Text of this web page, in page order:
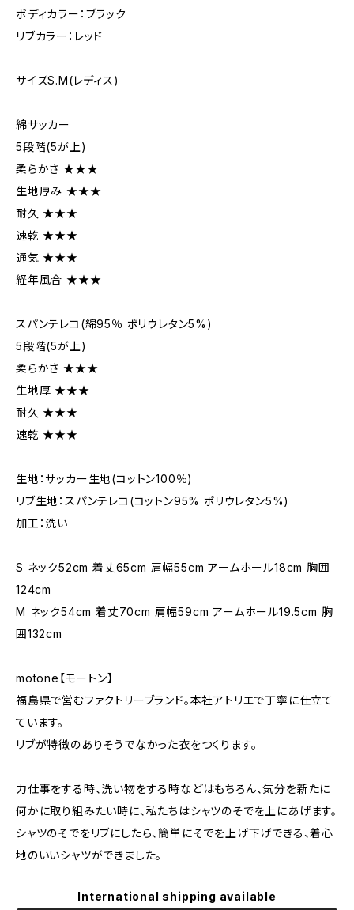
ボディカラー：ブラック
リブカラー：レッド
サイズS.M(レディス)
綿サッカー
5段階(5が上)
柔らかさ ★★★
生地厚み ★★★
耐久 ★★★
速乾 ★★★
通気 ★★★
経年風合 ★★★
スパンテレコ(綿95％ ポリウレタン5%)
5段階(5が上)
柔らかさ ★★★
生地厚 ★★★
耐久 ★★★
速乾 ★★★
生地：サッカー生地(コットン100％)
リブ生地：スパンテレコ(コットン95% ポリウレタン5%)
加工：洗い
S ネック52cm 着丈65cm 肩幅55cm アームホール18cm 胸囲
124cm
M ネック54cm 着丈70cm 肩幅59cm アームホール19.5cm 胸
囲132cm
motone【モートン】
福島県で営むファクトリーブランド。本社アトリエで丁寧に仕立て
ています。
リブが特徴のありそうでなかった衣をつくります。
力仕事をする時、洗い物をする時などはもちろん、気分を新たに
何かに取り組みたい時に、私たちはシャツのそでを上にあげます。
シャツのそでをリブにしたら、簡単にそでを上げ下げできる、着心
地のいいシャツができました。
International shipping available